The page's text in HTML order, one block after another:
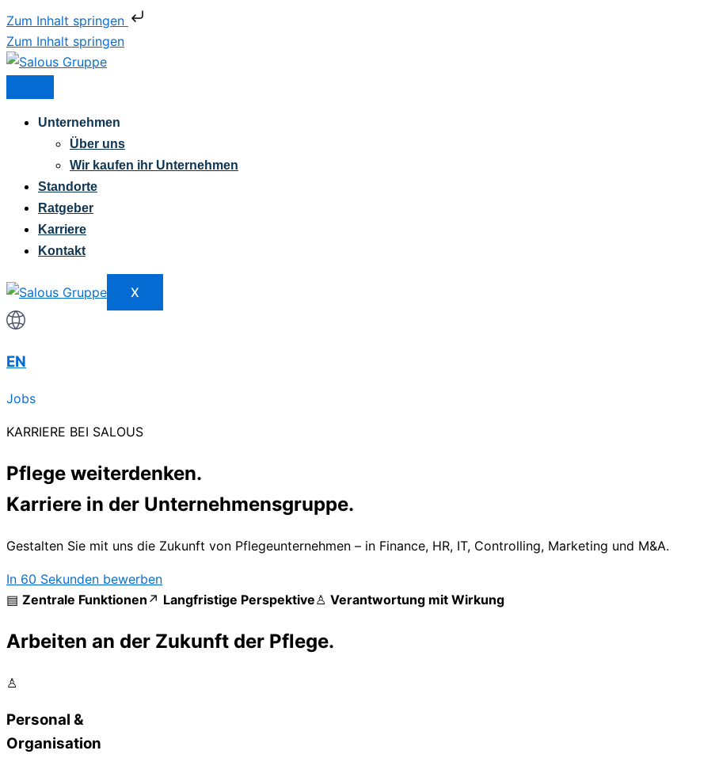
Zum Inhalt springen
Zum Inhalt springen
Unternehmen
Über uns
Wir kaufen ihr Unternehmen
Standorte
Ratgeber
Karriere
Kontakt
X
EN
Jobs
KARRIERE BEI SALOUS
Pflege weiterdenken.
Karriere in der Unternehmensgruppe.
Gestalten Sie mit uns die Zukunft von Pflegeunternehmen – in Finance, HR, IT, Controlling, Marketing und M&A.
In 60 Sekunden bewerben
▤ Zentrale Funktionen ↗ Langfristige Perspektive♙ Verantwortung mit Wirkung
Arbeiten an der Zukunft der Pflege.
♙
Personal &
Organisation